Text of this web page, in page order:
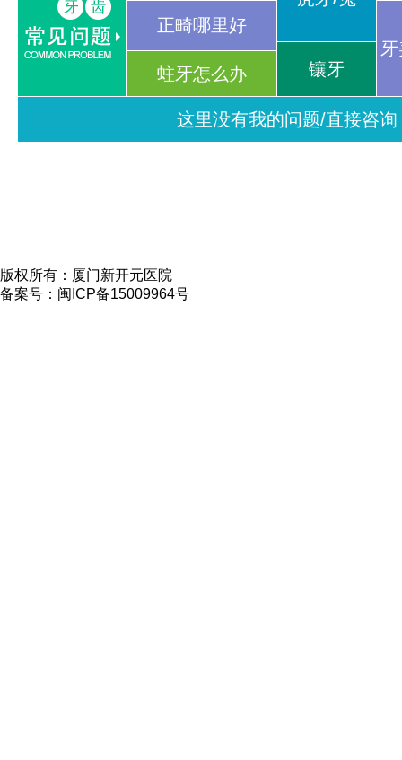
正畸哪里好
蛀牙怎么办 镶牙
这里没有我的问题/直接咨询
版权所有：厦门新开元医院
备案号：闽ICP备15009964号